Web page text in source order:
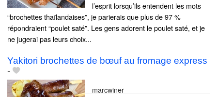
l’esprit lorsqu’ils entendent les mots
“brochettes thaïlandaises”, je parierais que plus de 97 %
répondraient “poulet saté”. Les gens adorent le poulet saté, et je
ne jugerai pas leurs choix...
Yakitori brochettes de bœuf au fromage express
-
marcwiner